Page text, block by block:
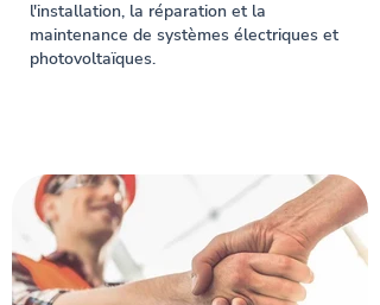
l'installation, la réparation et la
maintenance de systèmes électriques et
photovoltaïques.